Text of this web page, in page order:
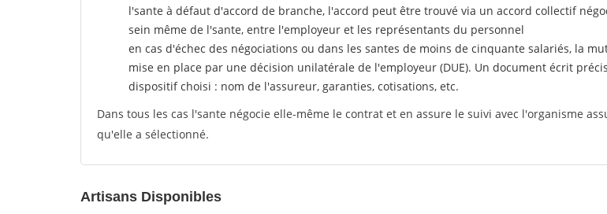
l'sante à défaut d'accord de branche, l'accord peut être trouvé via un accord collectif
sein même de l'sante, entre l'employeur et les représentants du personnel
en cas d'échec des négociations ou dans les santes de moins de cinquante salariés, la
mise en place par une décision unilatérale de l'employeur (DUE). Un document écrit
dispositif choisi : nom de l'assureur, garanties, cotisations, etc.
Dans tous les cas l'sante négocie elle-même le contrat et en assure le suivi avec l'organisme
qu'elle a sélectionné.
Artisans Disponibles